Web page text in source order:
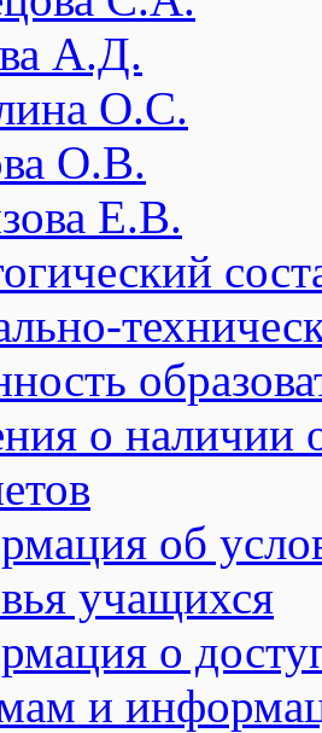
А.Д.
О.С.
О.В.
Е.В.
о наличии
об
учащихся
о
и